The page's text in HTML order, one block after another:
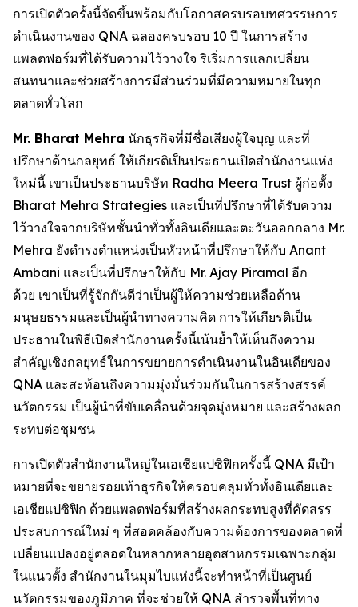
การเปิดตัวครั้งนี้จัดขึ้นพร้อมกับโอกาสครบรอบทศวรรษการ
ดำเนินงานของ QNA ฉลองครบรอบ 10 ปี ในการสร้าง
แพลตฟอร์มที่ได้รับความไว้วางใจ ริเริ่มการแลกเปลี่ยน
สนทนาและช่วยสร้างการมีส่วนร่วมที่มีความหมายในทุก
ตลาดทั่วโลก
Mr. Bharat Mehra นักธุรกิจที่มีชื่อเสียงผู้ใจบุญ และที่
ปรึกษาด้านกลยุทธ์ ให้เกียรติเป็นประธานเปิดสำนักงานแห่ง
ใหม่นี้ เขาเป็นประธานบริษัท Radha Meera Trust ผู้ก่อตั้ง
Bharat Mehra Strategies และเป็นที่ปรึกษาที่ได้รับความ
ไว้วางใจจากบริษัทชั้นนำทั่วทั้งอินเดียและตะวันออกกลาง Mr.
Mehra ยังดำรงตำแหน่งเป็นหัวหน้าที่ปรึกษาให้กับ Anant
Ambani และเป็นที่ปรึกษาให้กับ Mr. Ajay Piramal อีก
ด้วย เขาเป็นที่รู้จักกันดีว่าเป็นผู้ให้ความช่วยเหลือด้าน
มนุษยธรรมและเป็นผู้นำทางความคิด การให้เกียรติเป็น
ประธานในพิธีเปิดสำนักงานครั้งนี้เน้นย้ำให้เห็นถึงความ
สำคัญเชิงกลยุทธ์ในการขยายการดำเนินงานในอินเดียของ
QNA และสะท้อนถึงความมุ่งมั่นร่วมกันในการสร้างสรรค์
นวัตกรรม เป็นผู้นำที่ขับเคลื่อนด้วยจุดมุ่งหมาย และสร้างผลก
ระทบต่อชุมชน
การเปิดตัวสำนักงานใหญ่ในเอเชียแปซิฟิกครั้งนี้ QNA มีเป้า
หมายที่จะขยายรอยเท้าธุรกิจให้ครอบคลุมทั่วทั้งอินเดียและ
เอเชียแปซิฟิก ด้วยแพลตฟอร์มที่สร้างผลกระทบสูงที่คัดสรร
ประสบการณ์ใหม่ ๆ ที่สอดคล้องกับความต้องการของตลาดที่
เปลี่ยนแปลงอยู่ตลอดในหลากหลายอุตสาหกรรมเฉพาะกลุ่ม
ในแนวตั้ง สำนักงานในมุมไบแห่งนี้จะทำหน้าที่เป็นศูนย์
นวัตกรรมของภูมิภาค ที่จะช่วยให้ QNA สำรวจพื้นที่ทาง